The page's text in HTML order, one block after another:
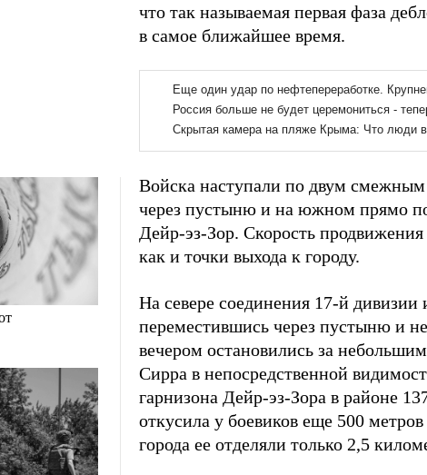
что так называемая первая фаза
в самое ближайшее время.
Войска наступали по двум
через пустыню и на южном прямо
Дейр-эз-Зор. Скорость
как и точки выхода к городу.
На севере соединения 17-й дивизии
переместившись через пустыню и
вечером остановились за
Сирра в непосредственной
гарнизона Дейр-эз-Зора в районе
откусила у боевиков еще 500
города ее отделяли только 2,5